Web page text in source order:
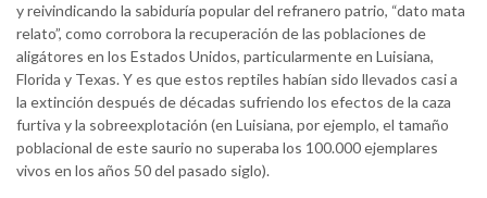
y reivindicando la sabiduría popular del refranero patrio, “dato mata
relato”, como corrobora la recuperación de las poblaciones de
aligátores en los Estados Unidos, particularmente en Luisiana,
Florida y Texas. Y es que estos reptiles habían sido llevados casi a
la extinción después de décadas sufriendo los efectos de la caza
furtiva y la sobreexplotación (en Luisiana, por ejemplo, el tamaño
poblacional de este saurio no superaba los 100.000 ejemplares
vivos en los años 50 del pasado siglo).